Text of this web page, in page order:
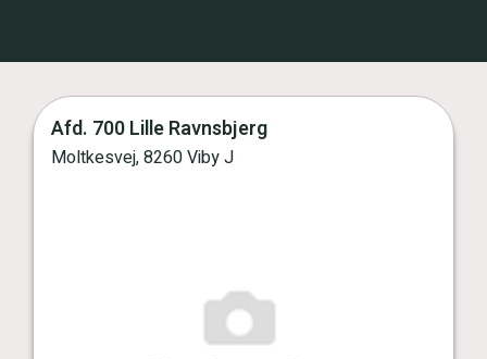
Afd. 700 Lille Ravnsbjerg
Moltkesvej, 8260 Viby J